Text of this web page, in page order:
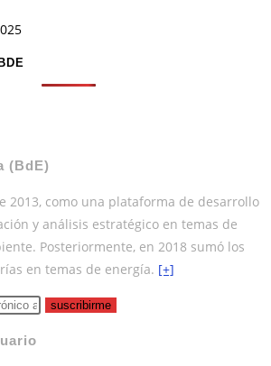
(BdE)
2013, como una plataforma de desarrollo
y análisis estratégico en temas de
Posteriormente, en 2018 sumó los
en temas de energía. [+]
suscribirme